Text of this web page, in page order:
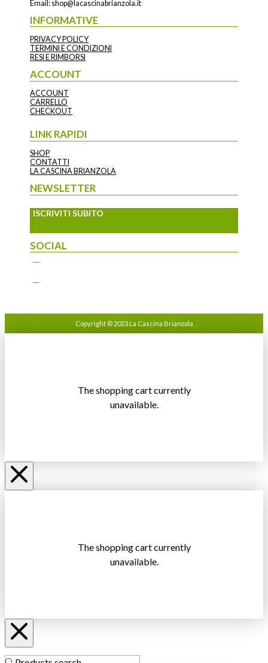
Email: shop@lacascinabrianzola.it
INFORMATIVE
PRIVACY POLICY
TERMINI E CONDIZIONI
RESI E RIMBORSI
ACCOUNT
ACCOUNT
CARRELLO
CHECKOUT
LINK RAPIDI
SHOP
CONTATTI
LA CASCINA BRIANZOLA
NEWSLETTER
ISCRIVITI SUBITO
SOCIAL
Copyright © 2023 La Cascina Brianzola
The shopping cart currently
unavailable.
The shopping cart currently
unavailable.